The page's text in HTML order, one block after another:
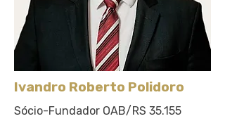
Ivandro Roberto Polidoro
Sócio-Fundador OAB/RS 35.155